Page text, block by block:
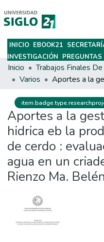
Subir
INICIO EBOOK21
INVESTIGACIÓN PREGUNTAS
Inicio
Varios
Aportes a la
hidrica eb la
de cerdo :
agua en un
Rienzo Ma.